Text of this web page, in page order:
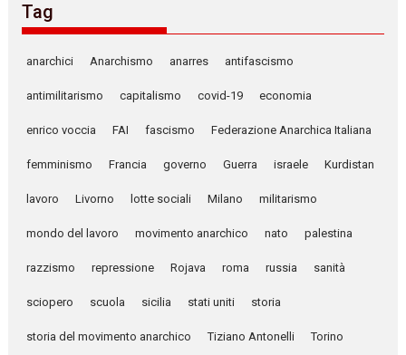
Tag
anarchici Anarchismo anarres antifascismo
antimilitarismo capitalismo covid-19 economia
enrico voccia FAI fascismo Federazione Anarchica Italiana
femminismo Francia governo Guerra israele Kurdistan
lavoro Livorno lotte sociali Milano militarismo
mondo del lavoro movimento anarchico nato palestina
razzismo repressione Rojava roma russia sanità
sciopero scuola sicilia stati uniti storia
storia del movimento anarchico Tiziano Antonelli Torino